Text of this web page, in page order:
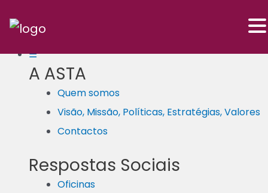
to
content
☰
A ASTA
Quem somos
Visão, Missão, Políticas, Estratégias, Valores
Contactos
Respostas Sociais
Oficinas